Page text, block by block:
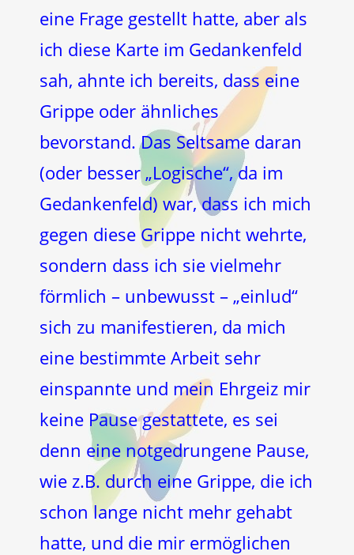
eine Frage gestellt hatte, aber als
ich diese Karte im Gedankenfeld
sah, ahnte ich bereits, dass eine
Grippe oder ähnliches
bevorstand. Das Seltsame daran
(oder besser „Logische“, da im
Gedankenfeld) war, dass ich mich
gegen diese Grippe nicht wehrte,
sondern dass ich sie vielmehr
förmlich – unbewusst – „einlud“
sich zu manifestieren, da mich
eine bestimmte Arbeit sehr
einspannte und mein Ehrgeiz mir
keine Pause gestattete, es sei
denn eine notgedrungene Pause,
wie z.B. durch eine Grippe, die ich
schon lange nicht mehr gehabt
hatte, und die mir ermöglichen